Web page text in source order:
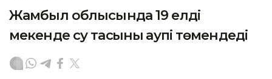
Жамбыл облысында 19 елді
мекенде су тасқыны қаупі төмендеді